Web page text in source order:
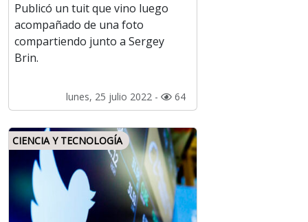
Publicó un tuit que vino luego
acompañado de una foto
compartiendo junto a Sergey
Brin.
lunes, 25 julio 2022 - 64
CIENCIA Y TECNOLOGÍA